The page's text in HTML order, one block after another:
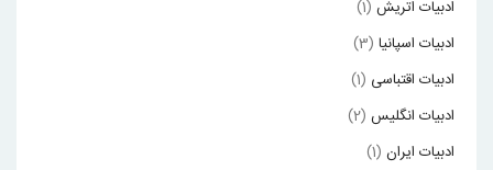
ادبیات اتریش (1)
ادبیات اسپانیا (3)
ادبیات اقتباسی (1)
ادبیات انگلیس (2)
ادبیات ایران (1)